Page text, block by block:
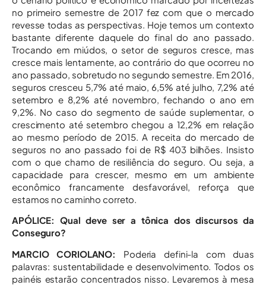
no primeiro semestre de 2017 fez com que o mercado
revesse todas as perspectivas. Hoje temos um contexto
bastante diferente daquele do final do ano passado.
Trocando em miúdos, o setor de seguros cresce, mas
cresce mais lentamente, ao contrário do que ocorreu no
ano passado, sobretudo no segundo semestre. Em 2016,
seguros cresceu 5,7% até maio, 6,5% até julho, 7,2% até
setembro e 8,2% até novembro, fechando o ano em
9,2%. No caso do segmento de saúde suplementar, o
crescimento até setembro chegou a 12,2% em relação
ao mesmo período de 2015. A receita do mercado de
seguros no ano passado foi de R$ 403 bilhões. Insisto
com o que chamo de resiliência do seguro. Ou seja, a
capacidade para crescer, mesmo em um ambiente
econômico francamente desfavorável, reforça que
estamos no caminho correto.
APÓLICE: Qual deve ser a tônica dos discursos da
Conseguro?
MARCIO CORIOLANO:
Poderia defini-la com duas
palavras: sustentabilidade e desenvolvimento. Todos os
painéis estarão concentrados nisso. Levaremos à mesa